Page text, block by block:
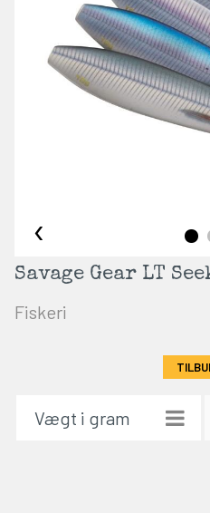
‹
Savage Gear LT
Fiskeri